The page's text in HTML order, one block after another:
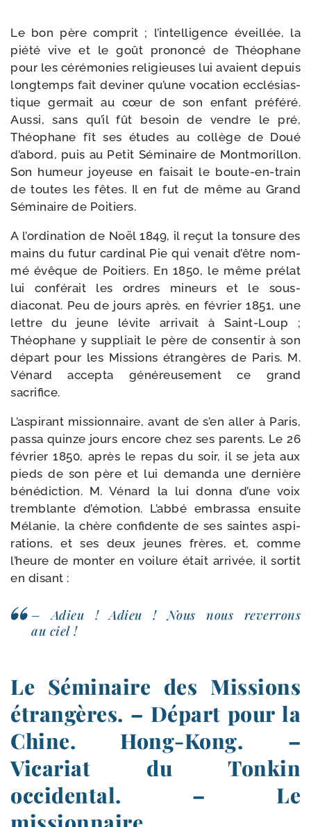
Le bon père com­prit ; l’intelligence éveillée, la
pié­té vive et le goût pro­non­cé de Théophane
pour les céré­mo­nies reli­gieuses lui avaient depuis
long­temps fait devi­ner qu’une voca­tion ecclé­sias­
tique ger­mait au cœur de son enfant pré­fé­ré.
Aussi, sans qu’il fût besoin de vendre le pré,
Théophane fît ses études au col­lège de Doué
d’abord, puis au Petit Séminaire de Montmorillon.
Son humeur joyeuse en fai­sait le boute-​en-​train
de toutes les fêtes. Il en fut de même au Grand
Séminaire de Poitiers.
A l’ordination de Noël 1849, il reçut la ton­sure des
mains du futur car­di­nal Pie qui venait d’être nom­
mé évêque de Poitiers. En 1850, le même pré­lat
lui confé­rait les ordres mineurs et le sous-​
diaconat. Peu de jours après, en février 1851, une
lettre du jeune lévite arri­vait à Saint-​Loup ;
Théophane y sup­pliait le père de consen­tir à son
départ pour les Missions étran­gères de Paris. M.
Vénard accep­ta géné­reu­se­ment ce grand
sacrifice.
L’aspirant mis­sion­naire, avant de s’en aller à Paris,
pas­sa quinze jours encore chez ses parents. Le 26
février 1850, après le repas du soir, il se jeta aux
pieds de son père et lui deman­da une der­nière
béné­dic­tion. M. Vénard la lui don­na d’une voix
trem­blante d’émo­tion. L’abbé embras­sa ensuite
Mélanie, la chère confi­dente de ses saintes aspi­
ra­tions, et ses deux jeunes frères, et, comme
l’heure de mon­ter en voi­lure était arri­vée, il sor­tit
en disant :
– Adieu ! Adieu ! Nous nous rever­rons
au ciel !
Le Séminaire des Missions
étrangères. – Départ pour la
Chine. Hong-​Kong. –
Vicariat du Tonkin
occidental. – Le